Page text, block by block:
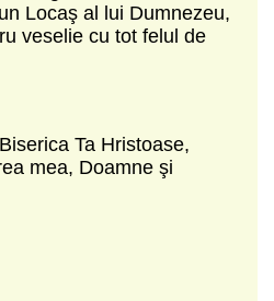
Locaş al lui Dumnezeu,
veselie cu tot felul de
Ta Hristoase,
mea, Doamne şi